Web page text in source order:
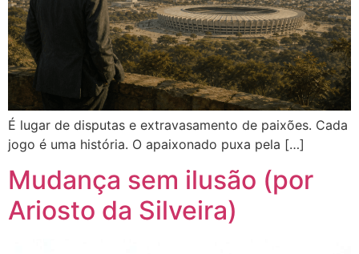
É lugar de disputas e extravasamento de paixões. Cada
jogo é uma história. O apaixonado puxa pela […]
Mudança sem ilusão (por
Ariosto da Silveira)